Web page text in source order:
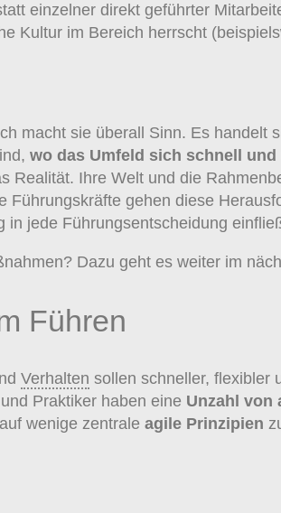
einzelner direkt geführter
Kultur im Bereich herrscht
macht sie überall Sinn. Es handelt
wo das Umfeld sich schnell
Ihre Welt und die
gehen diese
jede Führungsentscheidung
Dazu geht es weiter im
Führen
Verhalten sollen schneller, flexibler
Praktiker haben eine Unzahl von
wenige zentrale agile Prinzipien